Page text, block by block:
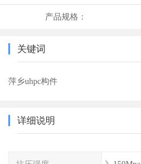
产品规格：
关键词
萍乡uhpc构件
详细说明